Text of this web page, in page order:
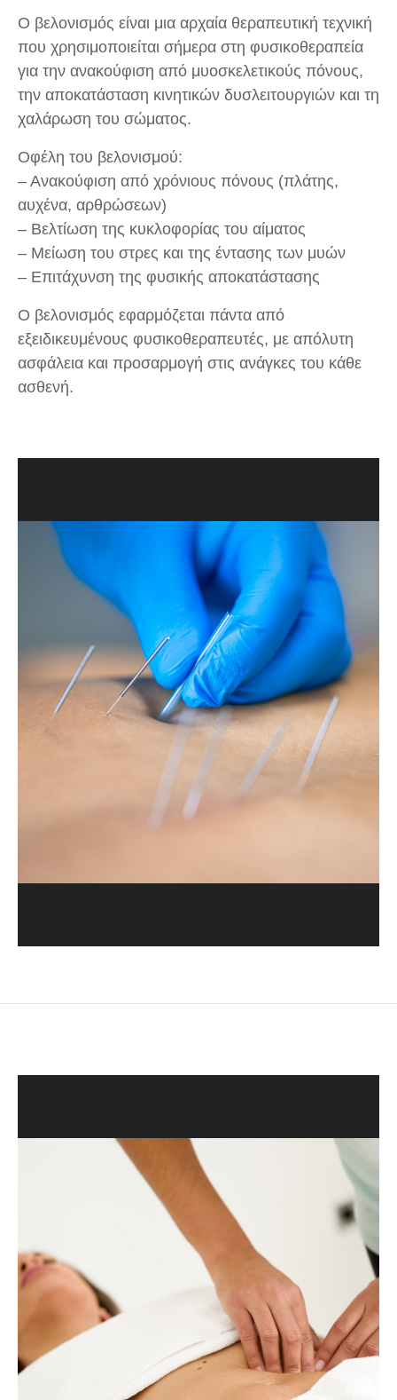
Ο βελονισμός είναι μια αρχαία θεραπευτική τεχνική
που χρησιμοποιείται σήμερα στη φυσικοθεραπεία
για την ανακούφιση από μυοσκελετικούς πόνους,
την αποκατάσταση κινητικών δυσλειτουργιών και τη
χαλάρωση του σώματος.
Οφέλη του βελονισμού:
– Ανακούφιση από χρόνιους πόνους (πλάτης,
αυχένα, αρθρώσεων)
– Βελτίωση της κυκλοφορίας του αίματος
– Μείωση του στρες και της έντασης των μυών
– Επιτάχυνση της φυσικής αποκατάστασης
Ο βελονισμός εφαρμόζεται πάντα από
εξειδικευμένους φυσικοθεραπευτές, με απόλυτη
ασφάλεια και προσαρμογή στις ανάγκες του κάθε
ασθενή.